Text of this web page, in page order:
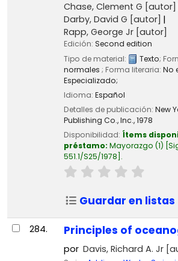
Chase, Clement G [autor]
Darby, David G [autor]
Rapp, George Jr[autor]
Edición: Second edition
Tipo de material:
Texto;
normales ; Forma literaria: No
Especializado;
Idioma: Español
Detalles de publicación: New
Publishing Co., Inc.,1978
Disponibilidad: Ítems
préstamo: Mayorazgo (1)
551.1/S25/1978 .
Guardar en listas
284. Principles of
por Davis, Richard A. Jr